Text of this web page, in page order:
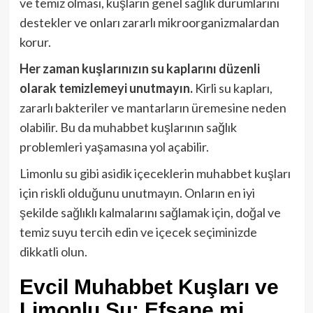
destekler ve onları zararlı mikroorganizmalardan
korur.
Her zaman kuşlarınızın su kaplarını düzenli
olarak temizlemeyi unutmayın.Kirli su kapları,
zararlı bakteriler ve mantarların üremesine neden
olabilir. Bu da muhabbet kuşlarının sağlık
problemleri yaşamasına yol açabilir.
Limonlu su gibi asidik içeceklerin muhabbet kuşları
için riskli olduğunu unutmayın. Onların en iyi
şekilde sağlıklı kalmalarını sağlamak için, doğal ve
temiz suyu tercih edin ve içecek seçiminizde
dikkatli olun.
Evcil Muhabbet Kuşları ve